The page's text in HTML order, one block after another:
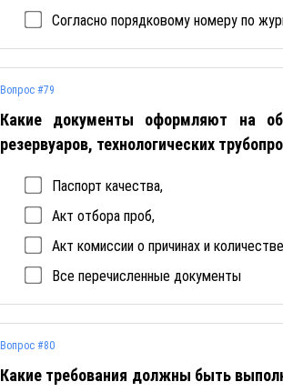
Согласно порядковому номеру по
Вопрос #79
Какие документы оформляют на
резервуаров, технологических
Паспорт качества,
Акт отбора проб,
Акт комиссии о причинах и
Все перечисленные документы
Вопрос #80
Какие требования должны быть